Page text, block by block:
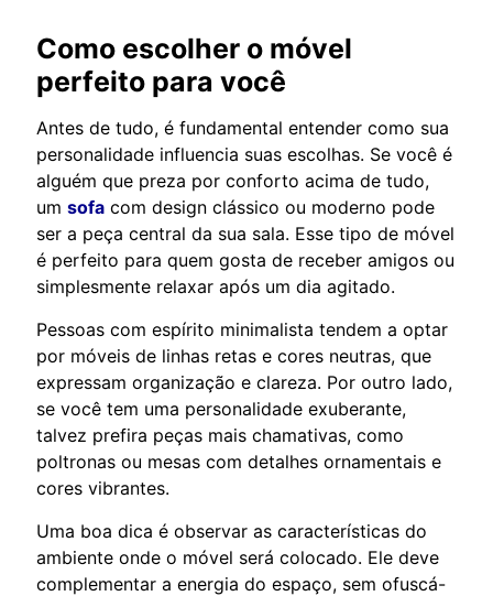
Como escolher o móvel
perfeito para você
Antes de tudo, é fundamental entender como sua
personalidade influencia suas escolhas. Se você é
alguém que preza por conforto acima de tudo,
um sofa com design clássico ou moderno pode
ser a peça central da sua sala. Esse tipo de móvel
é perfeito para quem gosta de receber amigos ou
simplesmente relaxar após um dia agitado.
Pessoas com espírito minimalista tendem a optar
por móveis de linhas retas e cores neutras, que
expressam organização e clareza. Por outro lado,
se você tem uma personalidade exuberante,
talvez prefira peças mais chamativas, como
poltronas ou mesas com detalhes ornamentais e
cores vibrantes.
Uma boa dica é observar as características do
ambiente onde o móvel será colocado. Ele deve
complementar a energia do espaço, sem ofuscá-